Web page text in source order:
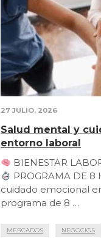
27 JULIO, 2026
Salud mental y
entorno laboral
BIENESTAR
PROGRAMA DE
cuidado emocional
programa de 8 …
MERCADOS NEGOCIOS